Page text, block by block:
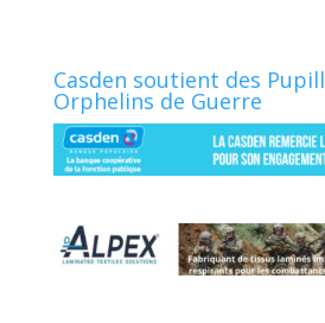
Casden soutient des
Orphelins de Guerre